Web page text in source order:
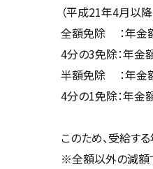
（平成21年4月以
全額免除 ：年金
4分の3免除：年金
半額免除 ：年金
4分の1免除：年金
このため、受給す
※全額以外の減額